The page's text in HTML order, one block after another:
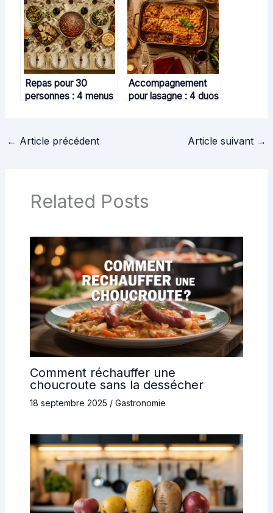
Repas pour 30
personnes : 4 menus
sans stress
Accompagnement
pour lasagne : 4 duos
← Article précédent Article suivant →
Related Posts
Comment réchauffer une
choucroute sans la dessécher
18 septembre 2025 / Gastronomie